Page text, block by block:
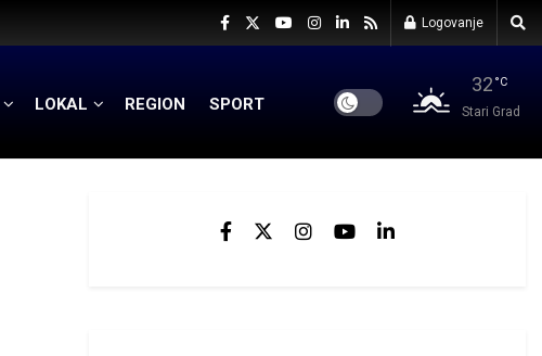
Logovanje
LOKAL REGION SPORT
32 °C
Stari Grad